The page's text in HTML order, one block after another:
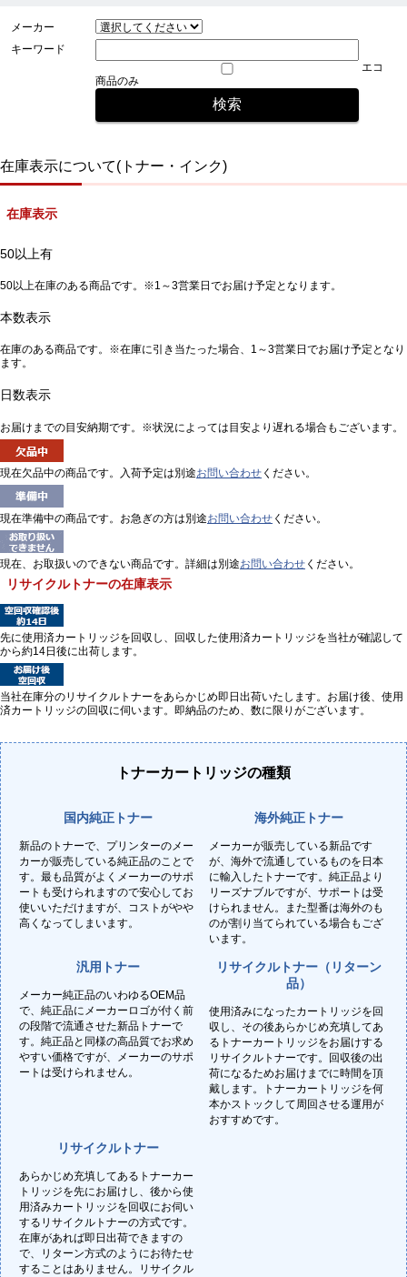
メーカー
キーワード
エコ
商品のみ
在庫表示について(トナー・インク)
在庫表示
50以上有
50以上在庫のある商品です。※1～3営業日でお届け予定となります。
本数表示
在庫のある商品です。※在庫に引き当たった場合、1～3営業日でお届け予定となり
ます。
日数表示
お届けまでの目安納期です。※状況によっては目安より遅れる場合もございます。
現在欠品中の商品です。入荷予定は別途お問い合わせ ください。
現在準備中の商品です。お急ぎの方は別途お問い合わせ ください。
現在、お取扱いのできない商品です。詳細は別途お問い合わせ ください。
リサイクルトナーの在庫表示
先に使用済カートリッジを回収し、回収した使用済カートリッジを当社が確認して
から約14日後に出荷します。
当社在庫分のリサイクルトナーをあらかじめ即日出荷いたします。お届け後、使用
済カートリッジの回収に伺います。即納品のため、数に限りがございます。
トナーカートリッジの種類
国内純正トナー
新品のトナーで、プリンターのメー
カーが販売している純正品のことで
す。最も品質がよくメーカーのサポ
ートも受けられますので安心してお
使いいただけますが、コストがやや
高くなってしまいます。
海外純正トナー
メーカーが販売している新品です
が、海外で流通しているものを日本
に輸入したトナーです。純正品より
リーズナブルですが、サポートは受
けられません。また型番は海外のも
のが割り当てられている場合もござ
います。
汎用トナー
メーカー純正品のいわゆるOEM品
で、純正品にメーカーロゴが付く前
の段階で流通させた新品トナーで
す。純正品と同様の高品質でお求め
やすい価格ですが、メーカーのサポ
ートは受けられません。
リサイクルトナー（リターン
品）
使用済みになったカートリッジを回
収し、その後あらかじめ充填してあ
るトナーカートリッジをお届けする
リサイクルトナーです。回収後の出
荷になるためお届けまでに時間を頂
戴します。トナーカートリッジを何
本かストックして周回させる運用が
おすすめです。
リサイクルトナー
あらかじめ充填してあるトナーカー
トリッジを先にお届けし、後から使
用済みカートリッジを回収にお伺い
するリサイクルトナーの方式です。
在庫があれば即日出荷できますの
で、リターン方式のようにお待たせ
することはありません。リサイクル